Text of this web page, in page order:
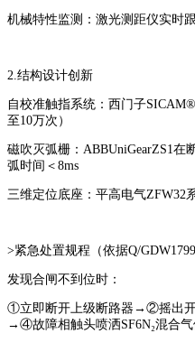
机械特性监测：激光测距仪实时
2.结构设计创新
自校准触指系统：西门子
至10万次）
磁吹灭弧栅：ABBUniGearZS1在
弧时间＜8ms
三维定位底座：平高电气ZFW32
>紧急处置规程（依据Q/
发现合闸不到位时：
①立即断开上级断路器→②摇出
→④故障相触头喷洒SF6N₂混合气